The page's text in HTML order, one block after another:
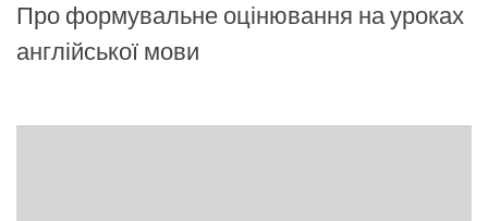
Про формувальне оцінювання на уроках
англійської мови